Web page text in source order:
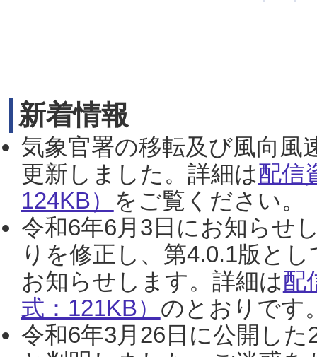
新着情報
気象官署の移転及び風向風
更新しました。詳細は配信
124KB） をご覧ください。
令和6年6月3日にお知らせ
りを修正し、第4.0.1版と
お知らせします。詳細は配
式：121KB） のとおりです
令和6年3月26日に公開し